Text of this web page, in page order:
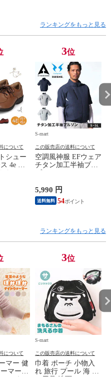
調節
いい
プ 春
ク
ーキ
歩きやすい 調節
できる かわいい
ドア キャンプ 春
夏 黒 ブラック
ベージュ カーキ
GERRY 5516
ランキングをもっと見る
について
シュー
4e 幅
パー
ジュア
反母趾
3位
S-mart
この販売店の送料について
空調風神服 EFウェア
チタン加工半袖ブル
ジャケット 遮熱 作
業服 作業着 上着 ア
タックベース KF100
5,990 円
送料無料 54
ランキングをもっと見る
について
マー 健
マー
3位
S-mart
この販売店の送料について
巾着 ポーチ 小物入
れ 旅行 プール 海 バ